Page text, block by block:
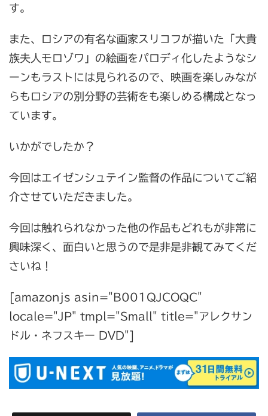
す。
また、ロシアの有名な画家スリコフが描いた「大貴
族夫人モロゾワ」の絵画をパロディ化したようなシ
ーンもラストには見られるので、映画を楽しみなが
らもロシアの別分野の芸術をも楽しめる構成となっ
ています。
いかがでしたか？
今回はエイゼンシュテイン監督の作品についてご紹
介させていただきました。
今回は触れられなかった他の作品もどれもが非常に
興味深く、面白いと思うので是非是非観てみてくだ
さいね！
[amazonjs asin="B001QJCOQC"
locale="JP" tmpl="Small" title="アレクサン
ドル・ネフスキー DVD"]